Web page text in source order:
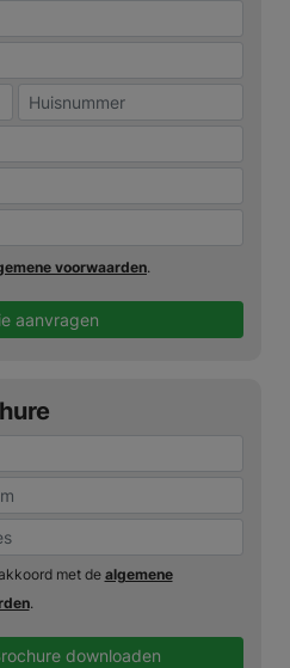
voorwaarden.
Informatie aanvragen
met de algemene
.
Brochure downloaden